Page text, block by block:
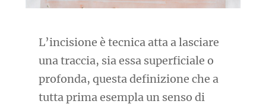
L’incisione è tecnica atta a lasciare
una traccia, sia essa superficiale o
profonda, questa definizione che a
tutta prima esempla un senso di